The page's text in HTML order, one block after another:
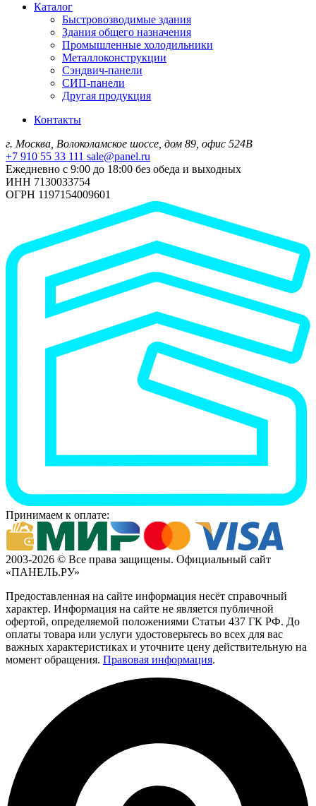
Каталог
Быстровозводимые здания
Здания общего назначения
Промышленные холодильники
Металлоконструкции
Сэндвич-панели
СИП-панели
Другая продукция
Контакты
г. Москва, Волоколамское шоссе, дом 89, офис 524В
+7 910 55 33 111 sale@panel.ru
Ежедневно с 9:00 до 18:00 без обеда и выходных
ИНН 7130033754
ОГРН 1197154009601
Принимаем к оплате:
2003-2026 © Все права защищены. Официальный сайт
«ПАНЕЛЬ.РУ»
Предоставленная на сайте информация несёт справочный
характер. Информация на сайте не является публичной
офертой, определяемой положениями Статьи 437 ГК РФ. До
оплаты товара или услуги удостоверьтесь во всех для вас
важных характеристиках и уточните цену действительную на
момент обращения. Правовая информация.